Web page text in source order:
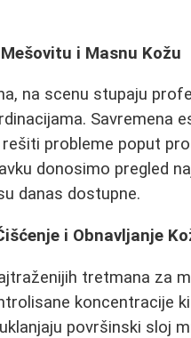
i Masnu Kožu
na scenu stupaju
Savremena
probleme poput
donosimo pregled
danas dostupne.
i Obnavljanje
tretmana za
koncentracije
površinski sloj